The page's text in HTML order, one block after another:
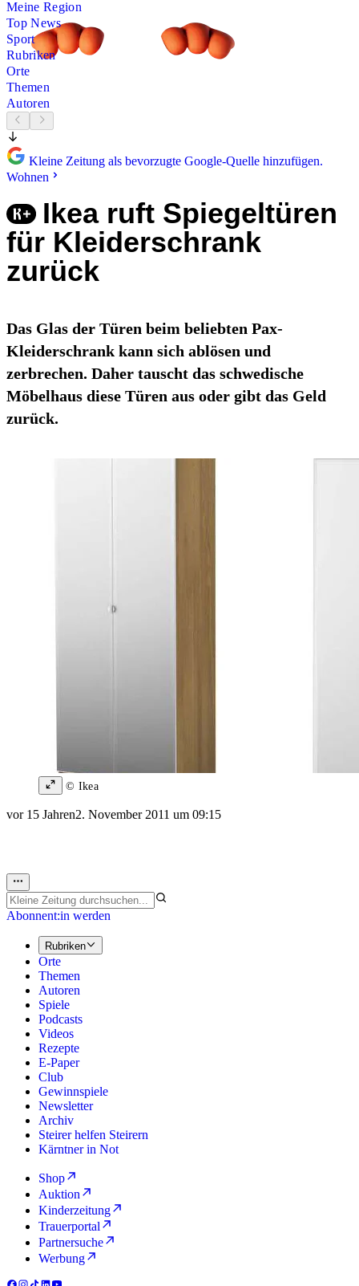
Meine Region
Top News
Sport
Rubriken
Orte
Themen
Autoren
Kleine Zeitung als bevorzugte Google-Quelle hinzufügen.
Wohnen
Ikea ruft Spiegeltüren
für Kleiderschrank
zurück
Das Glas der Türen beim beliebten Pax-
Kleiderschrank kann sich ablösen und
zerbrechen. Daher tauscht das schwedische
Möbelhaus diese Türen aus oder gibt das Geld
zurück.
© Ikea
vor 15 Jahren2. November 2011 um 09:15
Abonnent:in werden
Rubriken
Orte
Themen
Autoren
Spiele
Podcasts
Videos
Rezepte
E-Paper
Club
Gewinnspiele
Newsletter
Archiv
Steirer helfen Steirern
Kärntner in Not
Shop
Auktion
Kinderzeitung
Trauerportal
Partnersuche
Werbung